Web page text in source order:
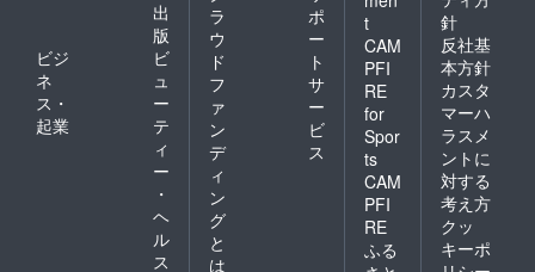
出
版
ビジ
ネ
ス・
起業
ビ
ュ
ー
テ
ィ
ー
・
ヘ
ル
ス
ラ
ウ
ド
フ
ァ
ン
デ
ィ
ン
グ
と
は
ポ
ー
ト
サ
ー
ビ
ス
t
CAM
PFI
RE
for
Spor
ts
CAM
PFI
RE
ふる
針
反社基
本方針
カスタ
マーハ
ラスメ
ントに
対する
考え方
クッ
キーポ